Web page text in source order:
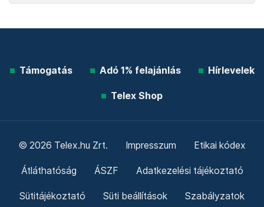
Támogatás Adó 1% felajánlás Hírlevelek
Telex Shop
© 2026 Telex.hu Zrt. Impresszum Etikai kódex
Átláthatóság ÁSZF Adatkezelési tájékoztató
Sütitájékoztató Süti beállítások Szabályzatok